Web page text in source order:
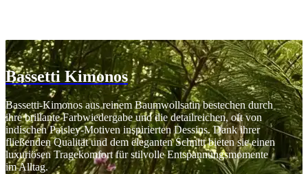
Bassetti Kimonos
Bassetti-Kimonos aus reinem Baumwollsatin bestechen durch
ihre brillante Farbwiedergabe und die detailreichen, oft von
indischen Paisley-Motiven inspirierten Dessins. Dank ihrer
fließenden Qualität und dem eleganten Schnitt bieten sie einen
luxuriösen Tragekomfort für stilvolle Entspannungsmomente
im Alltag.